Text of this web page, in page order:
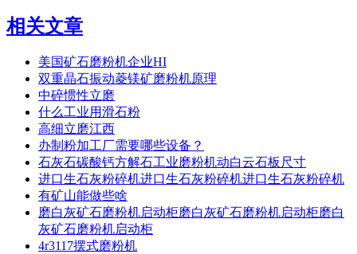
相关文章
美国矿石磨粉机企业HI
双重晶石振动菱镁矿磨粉机原理
中碎惯性立磨
什么工业用滑石粉
高细立磨江西
办制粉加工厂需要哪些设备？
石灰石碳酸钙方解石工业磨粉机动白云石板尺寸
进口生石灰粉碎机进口生石灰粉碎机进口生石灰粉碎机
有矿山能做些啥
磨白灰矿石磨粉机启动柜磨白灰矿石磨粉机启动柜磨白
灰矿石磨粉机启动柜
4r3117摆式磨粉机